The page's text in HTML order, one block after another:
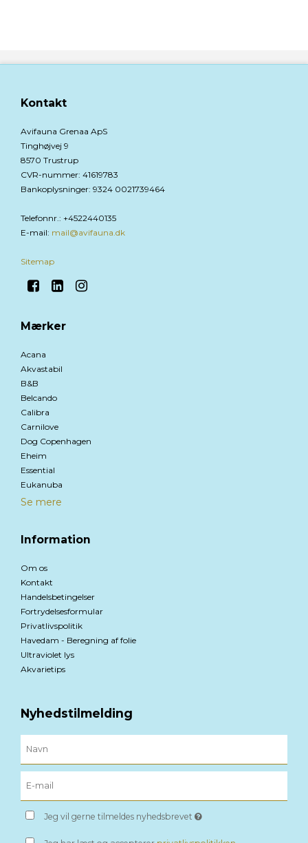
Kontakt
Avifauna Grenaa ApS
Tinghøjvej 9
8570 Trustrup
CVR-nummer: 41619783
Bankoplysninger: 9324 0021739464
Telefonnr. : +4522440135
E-mail: mail@avifauna.dk
Sitemap
Mærker
Acana
Akvastabil
B&B
Belcando
Calibra
Carnilove
Dog Copenhagen
Eheim
Essential
Eukanuba
Se mere
Information
Om os
Kontakt
Handelsbetingelser
Fortrydelsesformular
Privatlivspolitik
Havedam - Beregning af folie
Ultraviolet lys
Akvarietips
Nyhedstilmelding
Jeg vil gerne tilmeldes nyhedsbrevet